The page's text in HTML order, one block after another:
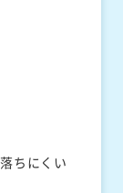
ちにくい